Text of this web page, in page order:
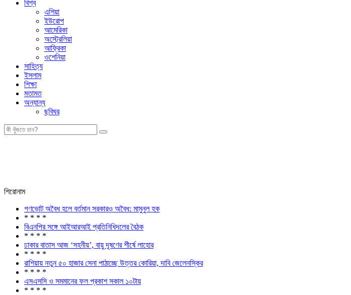
বিশ্ব
এশিয়া
ইউরোপ
আমেরিকা
অস্ট্রেলিয়া
আফ্রিকা
ওশেনিয়া
সাহিত্য
ইসলাম
শিক্ষা
মতামত
অন্যান্য
ছবিঘর
শিরোনাম
গণভোট অবৈধ হলে বর্তমান সরকারও অবৈধ: মামুনুল হক
* * * *
বিএনপির সঙ্গে আইআরআই প্রতিনিধিদলের বৈঠক
* * * *
ঢাকার বাতাস আজ ‘সহনীয়’, বায়ু দূষণের শীর্ষে লাহোর
* * * *
রাশিয়ায় নতুন ৫০ হাজার সেনা পাঠাচ্ছে উত্তর কোরিয়া, দাবি জেলেনস্কির
* * * *
এসএসসি ও সমমানের ফল প্রকাশ সকাল ১০টায়
* * * *